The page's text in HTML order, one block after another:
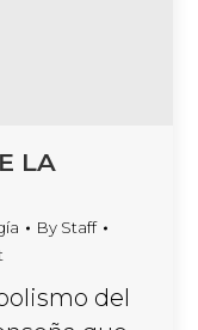
LA
By Staff
del